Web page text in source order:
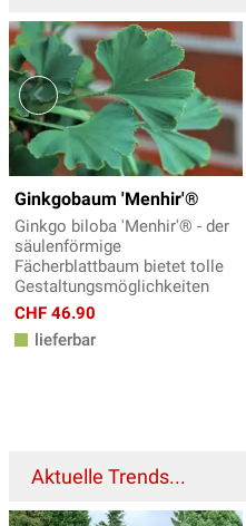
Ginkgobaum 'Menhir'®
Ginkgo biloba 'Menhir'® - der
säulenförmige
Fächerblattbaum bietet tolle
Gestaltungsmöglichkeiten
CHF 46.90
lieferbar
Aktuelle Trends...